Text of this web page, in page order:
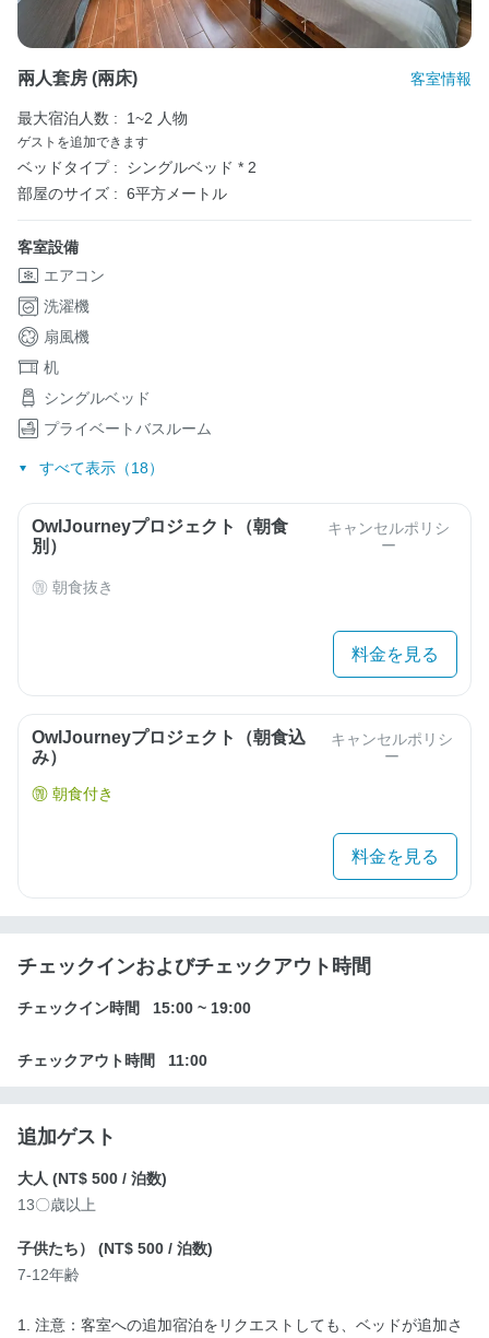
兩人套房 (兩床) 客室情報
最大宿泊人数 : 1~2 人物
ゲストを追加できます
ベッドタイプ :
シングルベッド * 2
部屋のサイズ : 6平方メートル
客室設備
エアコン
洗濯機
扇風機
机
シングルベッド
プライベートバスルーム
すべて表示（18）
OwlJourneyプロジェクト（朝食
別）
キャンセルポリシ
ー
朝食抜き
料金を見る
OwlJourneyプロジェクト（朝食込
み）
キャンセルポリシ
ー
朝食付き
料金を見る
チェックインおよびチェックアウト時間
チェックイン時間 15:00 ~ 19:00
チェックアウト時間 11:00
追加ゲスト
大人 (NT$ 500 / 泊数)
13〇歳以上
子供たち） (NT$ 500 / 泊数)
7-12年齢
1. 注意：客室への追加宿泊をリクエストしても、ベッドが追加さ